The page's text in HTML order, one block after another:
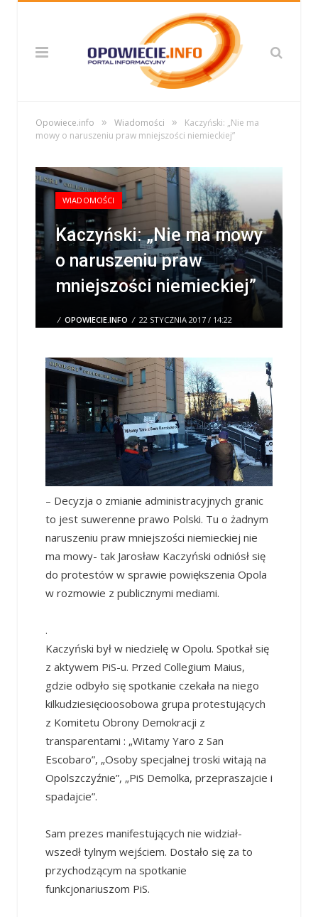
Opowiece.info » Wiadomości »
Kaczyński: „Nie ma
mowy o naruszeniu praw mniejszości niemieckiej”
WIADOMOŚCI
Kaczyński: „Nie ma mowy
o naruszeniu praw
mniejszości niemieckiej”
/ OPOWIECIE.INFO / 22 STYCZNIA 2017 / 14:22
0 COMMENTS
– Decyzja o zmianie administracyjnych granic
to jest suwerenne prawo Polski. Tu o żadnym
naruszeniu praw mniejszości niemieckiej nie
ma mowy- tak Jarosław Kaczyński odniósł się
do protestów w sprawie powiększenia Opola
w rozmowie z publicznymi mediami.
.
Kaczyński był w niedzielę w Opolu. Spotkał się
z aktywem PiS-u. Przed Collegium Maius,
gdzie odbyło się spotkanie czekała na niego
kilkudziesięcioosobowa grupa protestujących
z Komitetu Obrony Demokracji z
transparentami : „Witamy Yaro z San
Escobaro”, „Osoby specjalnej troski witają na
Opolszczyźnie”, „PiS Demolka, przepraszajcie i
spadajcie”.
Sam prezes manifestujących nie widział-
wszedł tylnym wejściem. Dostało się za to
przychodzącym na spotkanie
funkcjonariuszom PiS.